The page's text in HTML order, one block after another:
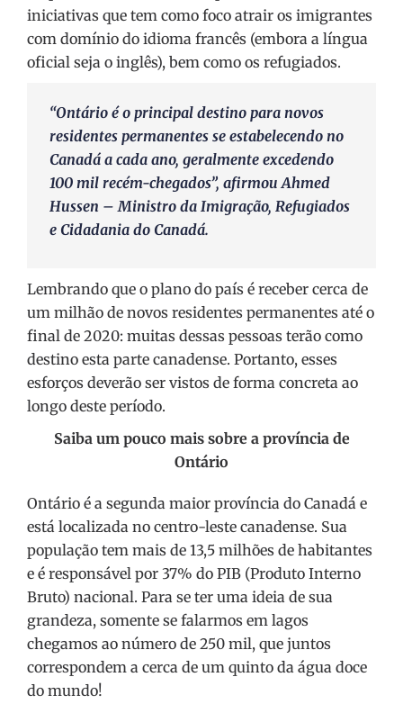
iniciativas que tem como foco atrair os imigrantes
com domínio do idioma francês (embora a língua
oficial seja o inglês), bem como os refugiados.
“Ontário é o principal destino para novos
residentes permanentes se estabelecendo no
Canadá a cada ano, geralmente excedendo
100 mil recém-chegados”, afirmou Ahmed
Hussen – Ministro da Imigração, Refugiados
e Cidadania do Canadá.
Lembrando que o plano do país é receber cerca de
um milhão de novos residentes permanentes até o
final de 2020: muitas dessas pessoas terão como
destino esta parte canadense. Portanto, esses
esforços deverão ser vistos de forma concreta ao
longo deste período.
Saiba um pouco mais sobre a província de
Ontário
Ontário é a segunda maior província do Canadá e
está localizada no centro-leste canadense. Sua
população tem mais de 13,5 milhões de habitantes
e é responsável por 37% do PIB (Produto Interno
Bruto) nacional. Para se ter uma ideia de sua
grandeza, somente se falarmos em lagos
chegamos ao número de 250 mil, que juntos
correspondem a cerca de um quinto da água doce
do mundo!